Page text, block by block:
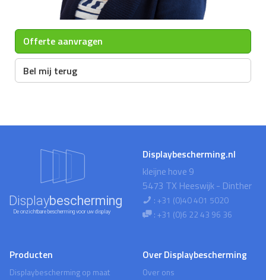
Offerte aanvragen
Bel mij terug
Displaybescherming.nl
kleijne hove 9
5473 TX Heeswijk - Dinther
: +31 (0)40 401 5020
: +31 (0)6 22 43 96 36
Producten
Displaybescherming op maat
Over Displaybescherming
Over ons